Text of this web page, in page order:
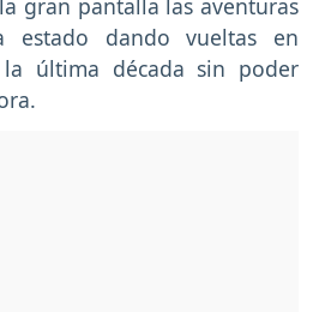
gran pantalla las aventuras
estado dando vueltas en
última década sin poder